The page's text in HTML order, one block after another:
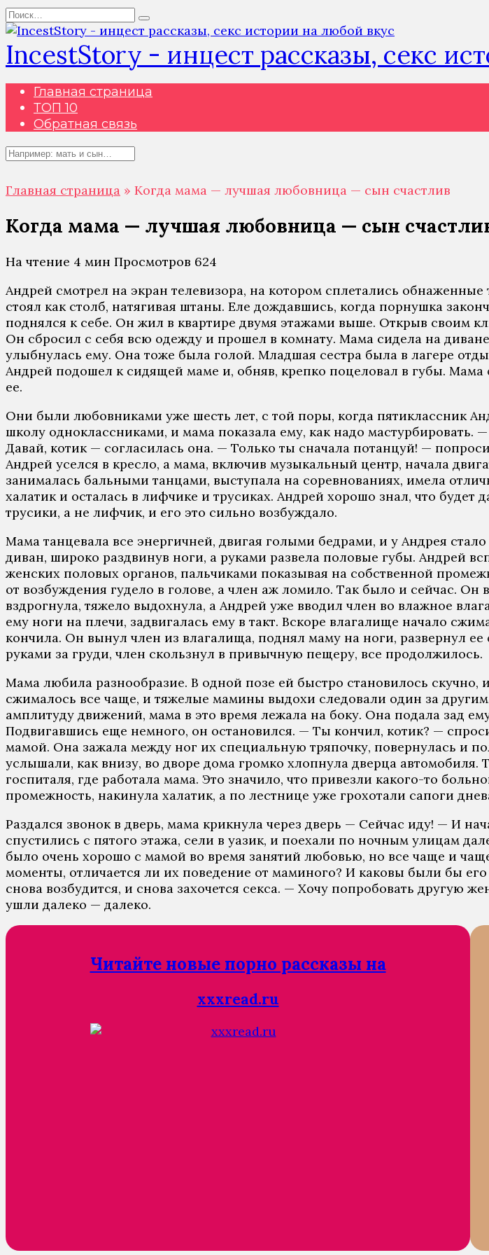
Перейти
к
содержанию
Search
for:
IncestStory - инцест рассказы, секс
Главная страница
ТОП 10
Обратная связь
Search
Главная страница » Когда мама — лучшая любовница — сын счастлив
Когда мама — лучшая любовница — сын
На чтение 4 мин Просмотров 624
Андрей смотрел на экран телевизора, на котором сплетались
стоял как столб, натягивая штаны. Еле дождавшись, когда порнушка
поднялся к себе. Он жил в квартире двумя этажами выше. Открыв своим
Он сбросил с себя всю одежду и прошел в комнату. Мама сидела на
улыбнулась ему. Она тоже была голой. Младшая сестра была в лагере
Андрей подошел к сидящей маме и, обняв, крепко поцеловал в губы. Мама
ее.
Они были любовниками уже шесть лет, с той поры, когда пятиклассник
школу одноклассниками, и мама показала ему, как надо
Давай, котик — согласилась она. — Только ты сначала потанцуй! —
Андрей уселся в кресло, а мама, включив музыкальный центр, начала
занималась бальными танцами, выступала на соревнованиях, имела
халатик и осталась в лифчике и трусиках. Андрей хорошо знал, что
трусики, а не лифчик, и его это сильно возбуждало.
Мама танцевала все энергичней, двигая голыми бедрами, и у Андрея
диван, широко раздвинув ноги, а руками развела половые губы. Андрей
женских половых органов, пальчиками показывая на собственной
от возбуждения гудело в голове, а член аж ломило. Так было и сейчас.
вздрогнула, тяжело выдохнула, а Андрей уже вводил член во влажное
ему ноги на плечи, задвигалась ему в такт. Вскоре влагалище начало
кончила. Он вынул член из влагалища, поднял маму на ноги, развернул
руками за груди, член скользнул в привычную пещеру, все продолжилось.
Мама любила разнообразие. В одной позе ей быстро становилось
сжималось все чаще, и тяжелые мамины выдохи следовали один за
амплитуду движений, мама в это время лежала на боку. Она подала зад
Подвигавшись еще немного, он остановился. — Ты кончил, котик? —
мамой. Она зажала между ног их специальную тряпочку, повернулась и
услышали, как внизу, во дворе дома громко хлопнула дверца
госпиталя, где работала мама. Это значило, что привезли какого-то
промежность, накинула халатик, а по лестнице уже грохотали сапоги
Раздался звонок в дверь, мама крикнула через дверь — Сейчас иду! — И
спустились с пятого этажа, сели в уазик, и поехали по ночным улицам
было очень хорошо с мамой во время занятий любовью, но все чаще и
моменты, отличается ли их поведение от маминого? И каковы были бы
снова возбудится, и снова захочется секса. — Хочу попробовать
ушли далеко — далеко.
Читайте новые порно рассказы на
xxxread.ru